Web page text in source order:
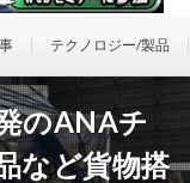
テクノロジー/製品
のANAチ
など貨物搭